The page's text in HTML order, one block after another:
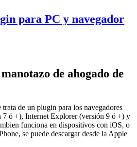
para PC y navegador
de ahogado de
trata de un plugin para los navegadores
ó +), Internet Explorer (versión 9 ó +) y
funciona en dispositivos con iOS, o
se puede descargar desde la Apple